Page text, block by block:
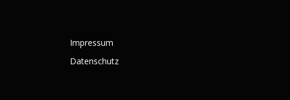
Impressum
Datenschutz